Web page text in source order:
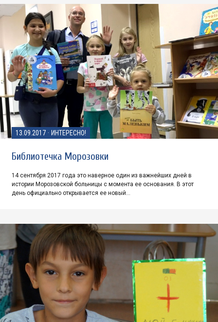
13.09.2017 · ИНТЕРЕСНО!
Библиотечка Морозовки
14 сентября 2017 года это наверное один из важнейших дней в
истории Морозовской больницы с момента ее основания. В этот
день официально открывается ее новый…